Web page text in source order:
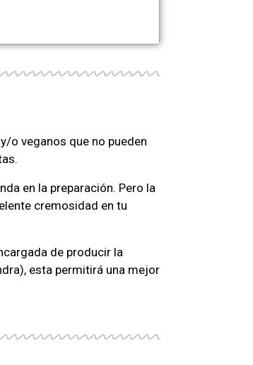
o veganos que no pueden
en la preparación. Pero la
cremosidad en tu
de producir la
esta permitirá una mejor